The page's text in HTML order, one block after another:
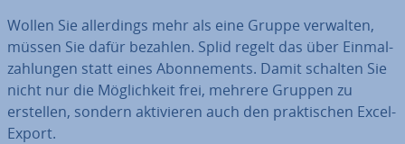
Wollen Sie al­ler­dings mehr als eine Gruppe verwalten,
müssen Sie dafür bezahlen. Splid regelt das über Ein­mal­
zah­lun­gen statt eines Abon­ne­ments. Damit schalten Sie
nicht nur die Mög­lich­keit frei, mehrere Gruppen zu
erstellen, sondern ak­ti­vie­ren auch den prak­ti­schen Excel-
Export.